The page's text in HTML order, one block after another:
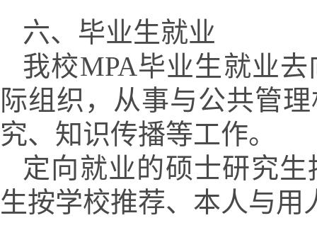
六、毕业生就业
我校MPA毕业生就业
际组织，从事与公共管
究、知识传播等工作。
定向就业的硕士研究
生按学校推荐、本人与